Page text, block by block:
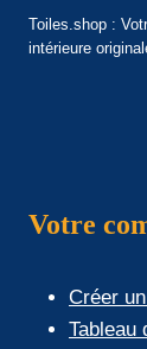
Toiles.shop :
intérieure
Votre
Créer
Tableau